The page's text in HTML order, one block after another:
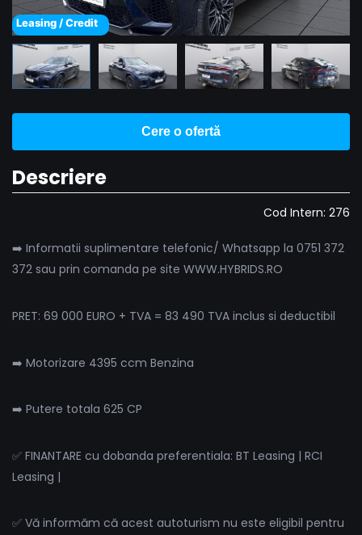
Leasing / Credit
Cere o ofertă
Descriere
Cod Intern: 276
➡️ Informatii suplimentare telefonic/ Whatsapp la 0751 372
372 sau prin comanda pe site WWW.HYBRIDS.RO
PRET: 69 000 EURO + TVA = 83 490 TVA inclus si deductibil
➡️ Motorizare 4395 ccm Benzina
➡️ Putere totala 625 CP
✅ FINANTARE cu dobanda preferentiala: BT Leasing | RCI
Leasing |
✅ Vă informăm că acest autoturism nu este eligibil pentru